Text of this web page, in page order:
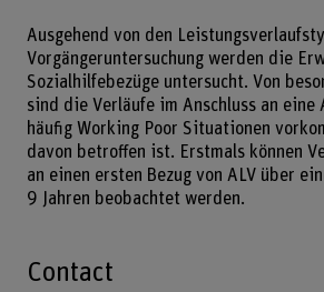
Ausgehend von den
Vorgängeruntersuchung werden die
Sozialhilfebezüge untersucht. Von
sind die Verläufe im Anschluss an eine
häufig Working Poor Situationen
davon betroffen ist. Erstmals können
an einen ersten Bezug von ALV über
9 Jahren beobachtet werden.
Contact